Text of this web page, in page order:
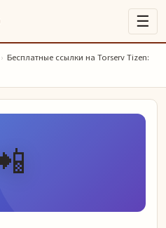
☰
› Бесплатные ссылки на Torserv Tizen: